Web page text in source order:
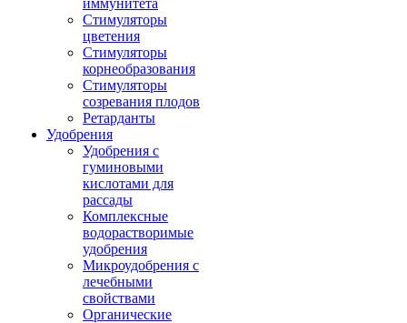
иммунитета
Стимуляторы
цветения
Стимуляторы
корнеобразования
Стимуляторы
созревания плодов
Ретарданты
Удобрения
Удобрения с
гуминовыми
кислотами для
рассады
Комплексные
водорастворимые
удобрения
Микроудобрения с
лечебными
свойствами
Органические